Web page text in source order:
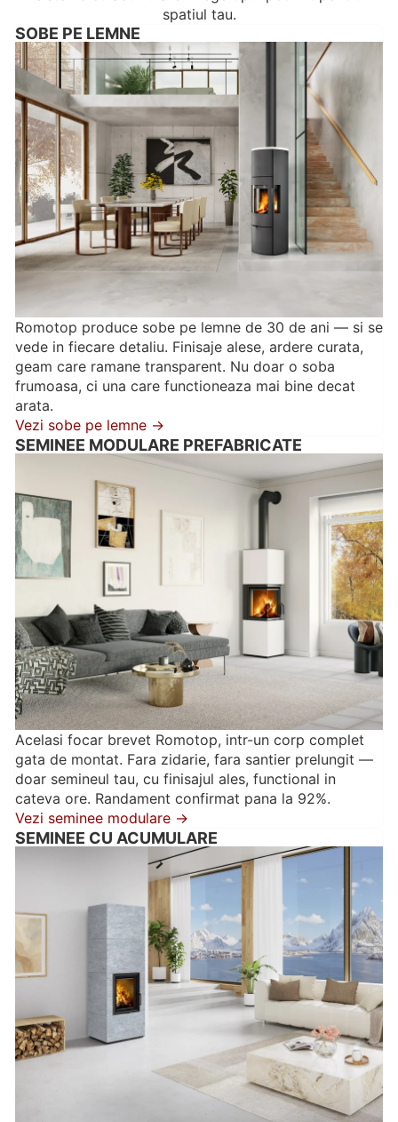
spatiul tau.
SOBE PE LEMNE
Romotop produce sobe pe lemne de 30 de ani — si se
vede in fiecare detaliu. Finisaje alese, ardere curata,
geam care ramane transparent. Nu doar o soba
frumoasa, ci una care functioneaza mai bine decat
arata.
Vezi sobe pe lemne →
SEMINEE MODULARE PREFABRICATE
Acelasi focar brevet Romotop, intr-un corp complet
gata de montat. Fara zidarie, fara santier prelungit —
doar semineul tau, cu finisajul ales, functional in
cateva ore. Randament confirmat pana la 92%.
Vezi seminee modulare →
SEMINEE CU ACUMULARE